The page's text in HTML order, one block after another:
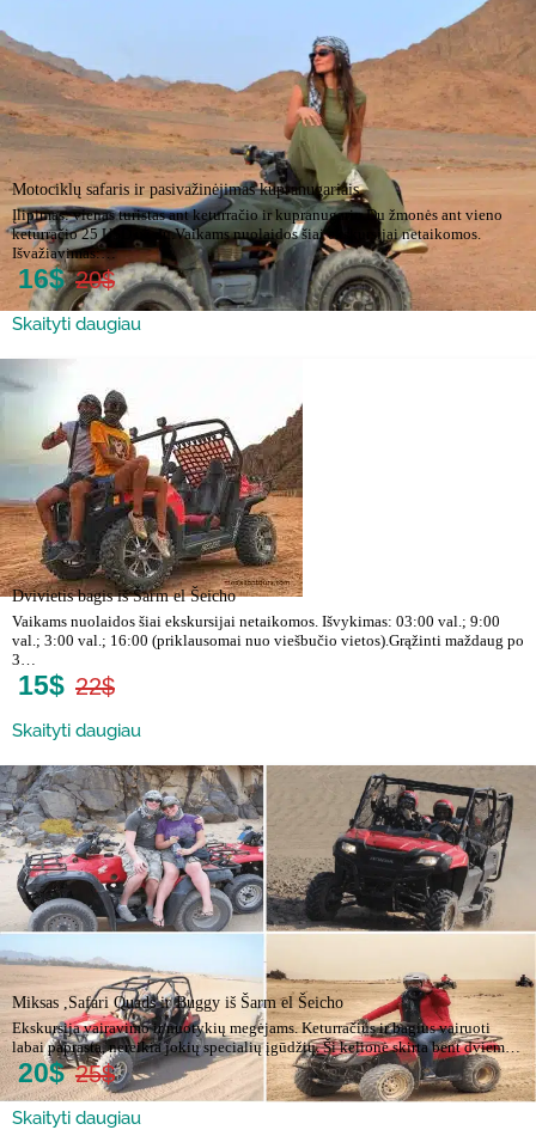
Motociklų safaris ir pasivažinėjimas kupranugariais
Įlipimas: vienas turistas ant keturračio ir kupranugario.Du žmonės ant vieno
keturračio 25 USD už du.Vaikams nuolaidos šiai ekskursijai netaikomos.
Išvažiavimas:…
16$ 20$
Skaityti daugiau
Dvivietis bagis iš Šarm el Šeicho
Vaikams nuolaidos šiai ekskursijai netaikomos. Išvykimas: 03:00 val.; 9:00
val.; 3:00 val.; 16:00 (priklausomai nuo viešbučio vietos).Grąžinti maždaug po
3…
15$ 22$
Skaityti daugiau
Miksas ,Safari Quads ir Buggy iš Šarm el Šeicho
Ekskursija vairavimo ir nuotykių megėjams. Keturračius ir bagius vairuoti
labai paprasta, nereikia jokių specialių įgūdžių. Ši kelionė skirta bent dviem…
20$ 25$
Skaityti daugiau